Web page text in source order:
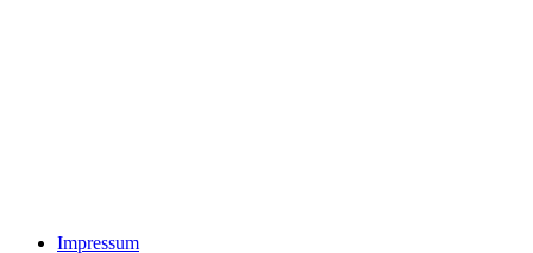
Impressum